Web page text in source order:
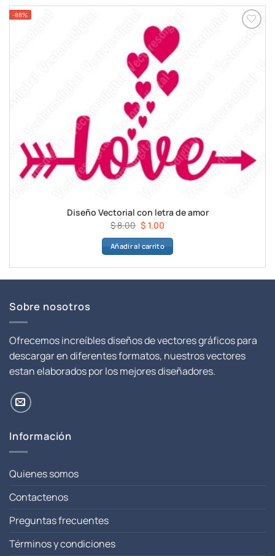
-88%
Diseño Vectorial con letra de amor
$8.00 El
precio
original
$ 8.00.
$ 1.00El
precio
actual
$ 1.00.
Añadir al carrito
Sobre nosotros
Ofrecemos increíbles diseños de vectores gráficos para
descargar en diferentes formatos, nuestros vectores
estan elaborados por los mejores diseñadores.
Información
Quienes somos
Contactenos
Preguntas frecuentes
Términos y condiciones